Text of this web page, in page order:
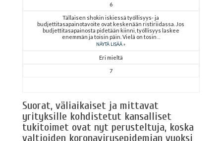
6
Tällaisen shokin iskiessä työllisyys- ja
budjettitasapainotavoite ovat keskenään ristiriidassa. Jos
budjettitasapainosta pidetään kiinni, työllisyys laskee
enemmän ja toisin päin. Vielä on tosin
NÄYTÄ LISÄÄ
Eri mieltä
7
Suorat, väliaikaiset ja mittavat
yrityksille kohdistetut kansalliset
tukitoimet ovat nyt perusteltuja, koska
valtioiden koronavirusepidemian vuoksi